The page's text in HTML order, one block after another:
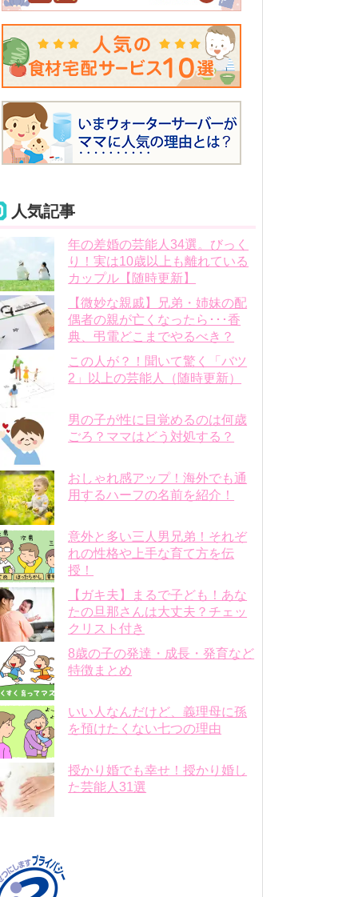
人気記事
年の差婚の芸能人34選。びっく
り！実は10歳以上も離れている
カップル【随時更新】
【微妙な親戚】兄弟・姉妹の配
偶者の親が亡くなったら･･･香
典、弔電どこまでやるべき？
この人が？！聞いて驚く「バツ
2」以上の芸能人（随時更新）
男の子が性に目覚めるのは何歳
ごろ？ママはどう対処する？
おしゃれ感アップ！海外でも通
用するハーフの名前を紹介！
意外と多い三人男兄弟！それぞ
れの性格や上手な育て方を伝
授！
【ガキ夫】まるで子ども！あな
たの旦那さんは大丈夫？チェッ
クリスト付き
8歳の子の発達・成長・発育など
特徴まとめ
いい人なんだけど、義理母に孫
を預けたくない七つの理由
授かり婚でも幸せ！授かり婚し
た芸能人31選